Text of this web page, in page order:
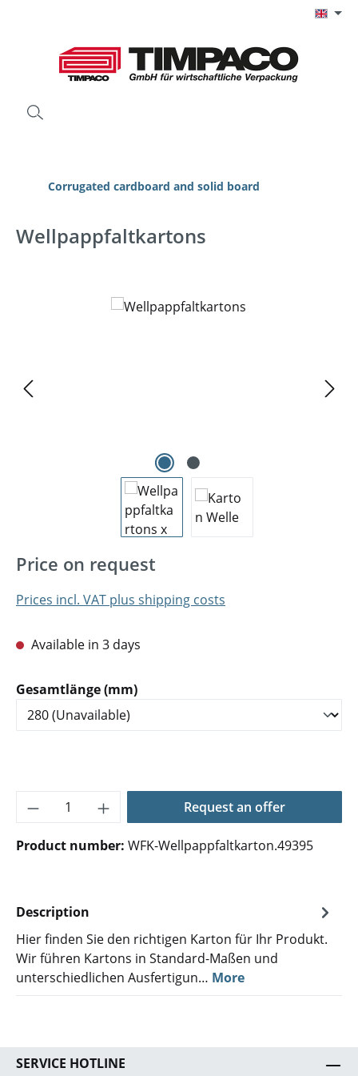
Corrugated cardboard and solid board
Wellpappfaltkartons
Skip image gallery
Price on request
Prices incl. VAT plus shipping costs
Available in 3 days
Select
Gesamtlänge (mm)
Product Quantity: Enter the desired
Request an offer
Product number: WFK-Wellpappfaltkarton.49395
Description
Hier finden Sie den richtigen Karton für Ihr Produkt.
Wir führen Kartons in Standard-Maßen und
unterschiedlichen Ausfertigun… More
SERVICE HOTLINE